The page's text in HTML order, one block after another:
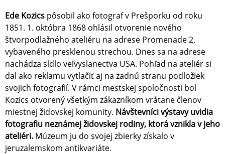
Ede Kozics pôsobil ako fotograf v Prešporku od roku
1851. 1. októbra 1868 ohlásil otvorenie nového
štvorpodlažného ateliéru na adrese Promenade 2,
vybaveného presklenou strechou. Dnes sa na adrese
nachádza sídlo veľvyslanectva USA. Pohľad na ateliér si
dal ako reklamu vytlačiť aj na zadnú stranu podložiek
svojich fotografií. V rámci mestskej spoločnosti bol
Kozics otvorený všetkým zákazníkom vrátane členov
miestnej židovskej komunity. Návštevníci výstavy uvidia
fotografiu neznámej židovskej rodiny, ktorá vznikla v jeho
ateliéri. Múzeum ju do svojej zbierky získalo v
jeruzalemskom antikvariáte.